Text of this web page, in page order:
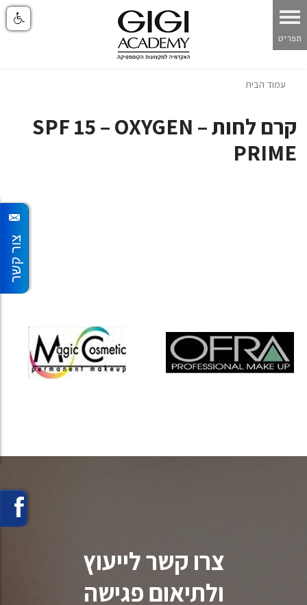
עמוד הבית
קרם לחות – SPF 15 – OXYGEN
PRIME
צרו קשר לייעוץ
ולתיאום פגישה
צור קשר